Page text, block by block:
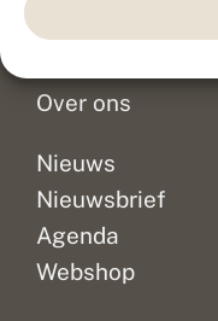
Doneer
Over ons
Nieuws
Nieuwsbrief
Agenda
Webshop